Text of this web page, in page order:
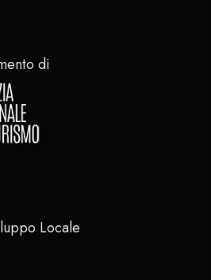
di
Locale